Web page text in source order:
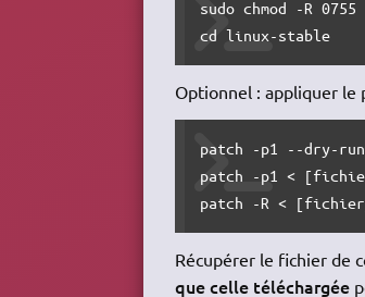
sudo chmod -R
cd linux-stable
Optionnel : appliquer le
patch -p1 --dry-
patch -p1 <
patch -R <
Récupérer le fichier de
que celle téléchargée